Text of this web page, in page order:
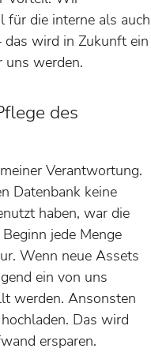
für die interne als auch
das wird in Zukunft ein
uns werden.
des
Verantwortung.
Datenbank keine
haben, war die
jede Menge
Wenn neue Assets
ein von uns
werden. Ansonsten
Das wird
ersparen.